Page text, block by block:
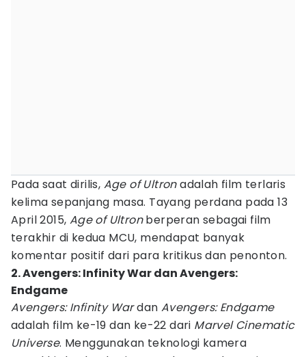
Pada saat dirilis, Age of Ultronadalah film terlaris
kelima sepanjang masa. Tayang perdana pada 13
April 2015, Age of Ultronberperan sebagai film
terakhir di kedua MCU, mendapat banyak
komentar positif dari para kritikus dan penonton.
2. Avengers: Infinity War dan Avengers:
Endgame
Avengers: Infinity Wardan Avengers: Endgame
adalah film ke-19 dan ke-22 dari Marvel Cinematic
Universe. Menggunakan teknologi kamera